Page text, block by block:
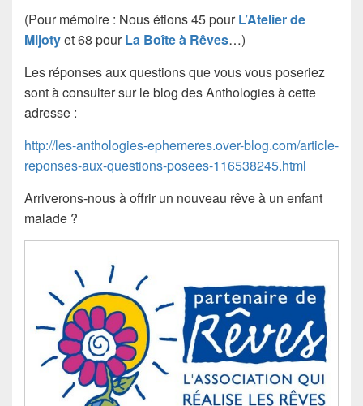
(Pour mémoire : Nous étions 45 pourL’Atelier de
Mijotyet 68 pourLa Boîte à Rêves…)
Les réponses aux questions que vous vous poseriez
sont à consulter sur le blog des Anthologies à cette
adresse :
http://les-anthologies-ephemeres.over-blog.com/article-
reponses-aux-questions-posees-116538245.html
Arriverons-nous à offrir un nouveau rêve à un enfant
malade ?